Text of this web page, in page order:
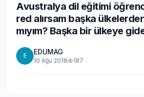
Avustralya dil eğitimi
red alırsam başka
mıyım? Başka bir ülkeye
E EDUMAG
10 Ağu 2018 187